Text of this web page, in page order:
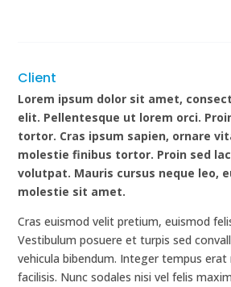
Client
Lorem ipsum dolor sit amet,
elit. Pellentesque ut lorem orci.
tortor. Cras ipsum sapien, ornare
molestie finibus tortor. Proin sed
volutpat. Mauris cursus neque leo,
molestie sit amet.
Cras euismod velit pretium, euismod
Vestibulum posuere et turpis sed
vehicula bibendum. Integer tempus
facilisis. Nunc sodales nisi vel felis